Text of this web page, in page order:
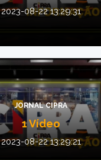
2023-08-22 13:29:31
JORNAL CIPRA
1 Vídeo
2023-08-22 13:29:21